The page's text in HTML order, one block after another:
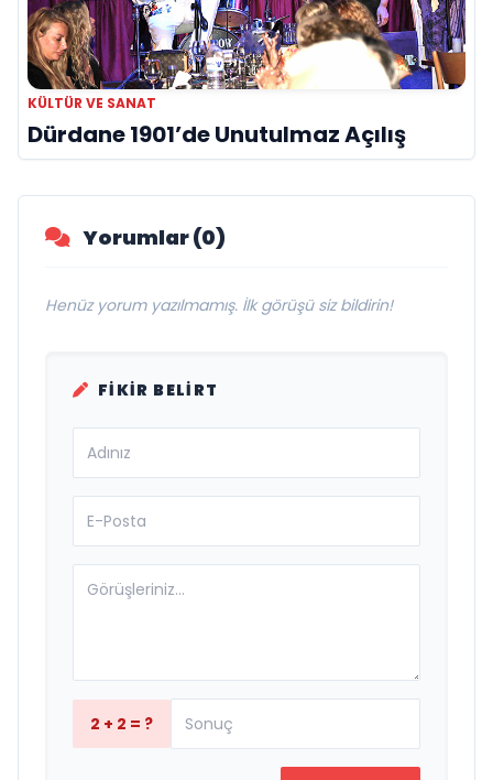
KÜLTÜR VE SANAT
Dürdane 1901’de Unutulmaz Açılış
Yorumlar (0)
Henüz yorum yazılmamış. İlk görüşü siz bildirin!
FIKIR BELIRT
2 + 2 = ?